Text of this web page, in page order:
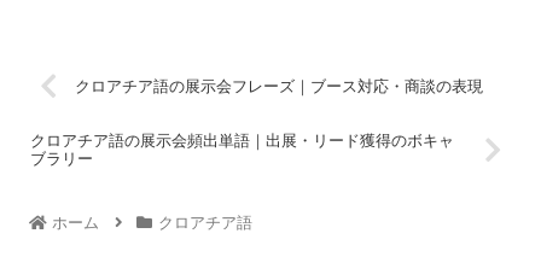
クロアチア語の展示会フレーズ｜ブース対応・商談の表現
クロアチア語の展示会頻出単語｜出展・リード獲得のボキャ
ブラリー
ホーム クロアチア語